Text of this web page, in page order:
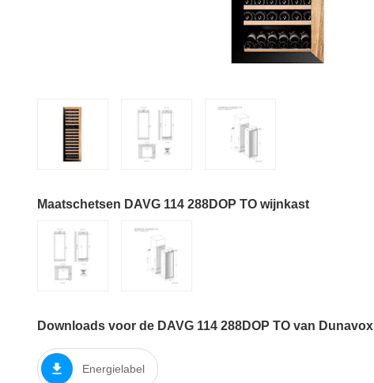
Maatschetsen DAVG 114 288DOP TO wijnkast
Downloads voor de DAVG 114 288DOP TO van Dunavox
Energielabel